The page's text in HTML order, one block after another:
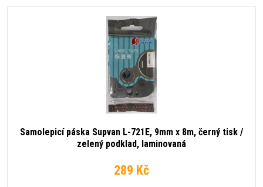
Samolepicí páska Supvan L-721E, 9mm x 8m, černý tisk /
zelený podklad, laminovaná
289 Kč